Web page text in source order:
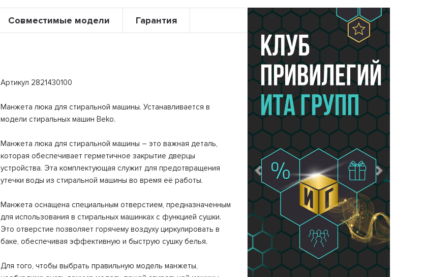
Совместимые модели Гарантия
Артикул 2821430100
Манжета люка для стиральной машины. Устанавливается в
модели стиральных машин Beko.
Манжета люка для стиральной машины – это важная деталь,
которая обеспечивает герметичное закрытие дверцы
устройства. Эта комплектующая служит для предотвращения
утечки воды из стиральной машины во время её работы.
Манжета оснащена специальным отверстием, предназначенным
для использования в стиральных машинках с функцией сушки.
Это отверстие позволяет горячему воздуху циркулировать в
баке, обеспечивая эффективную и быструю сушку белья.
Для того, чтобы выбрать правильную модель манжеты,
Предыдущий Следующий